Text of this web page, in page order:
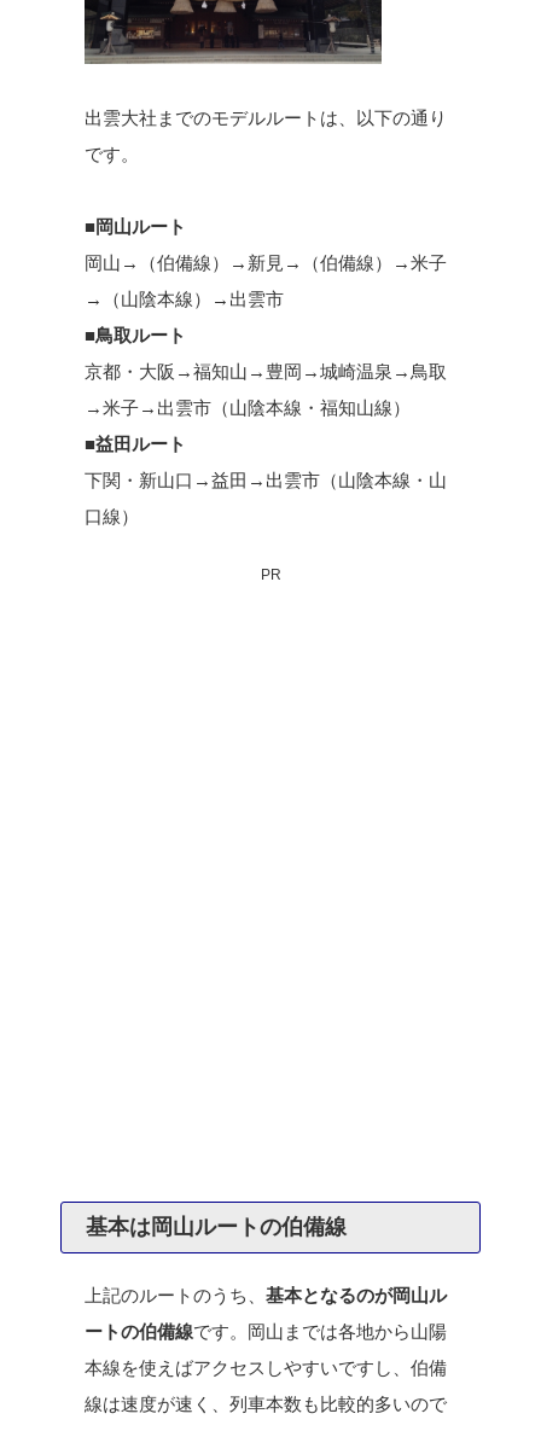
出雲大社までのモデルルートは、以下の通り
です。
■岡山ルート
岡山→（伯備線）→新見→（伯備線）→米子
→（山陰本線）→出雲市
■鳥取ルート
京都・大阪→福知山→豊岡→城崎温泉→鳥取
→米子→出雲市（山陰本線・福知山線）
■益田ルート
下関・新山口→益田→出雲市（山陰本線・山
口線）
PR
基本は岡山ルートの伯備線
上記のルートのうち、 基本となるのが岡山ル
ートの伯備線です。岡山までは各地から山陽
本線を使えばアクセスしやすいですし、伯備
線は速度が速く、列車本数も比較的多いので